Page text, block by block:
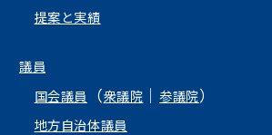
提案と実績
議員
国会議員
（衆議院 ｜参議院）
地方自治体議員